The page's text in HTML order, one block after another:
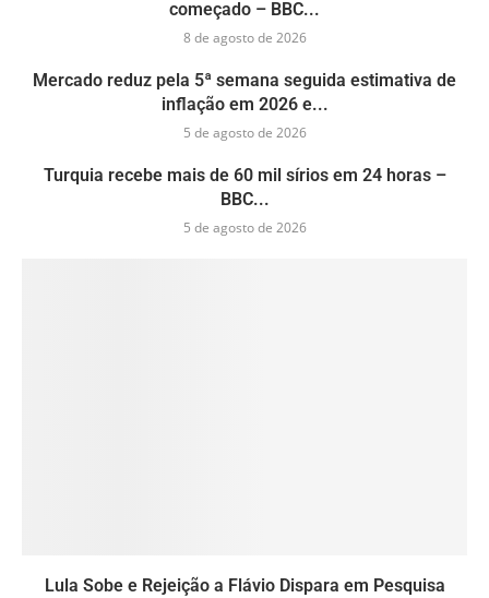
começado – BBC...
8 de agosto de 2026
Mercado reduz pela 5ª semana seguida estimativa de
inflação em 2026 e...
5 de agosto de 2026
Turquia recebe mais de 60 mil sírios em 24 horas –
BBC...
5 de agosto de 2026
Lula Sobe e Rejeição a Flávio Dispara em Pesquisa